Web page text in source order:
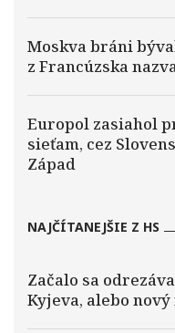
Moskva bráni
z Francúzska
Europol zasiahol
sieťam, cez
Západ
NAJČÍTANEJŠIE Z HS
Začalo sa
Kyjeva, alebo